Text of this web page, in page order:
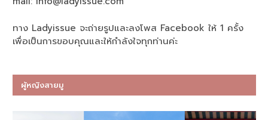
ทาง Ladyissue จะถ่ายรูปและลงโพส Facebook ให้ 1 ครั้ง
เพื่อเป็นการขอบคุณและให้กำลังใจทุกท่านค่ะ
ผู้หญิงสายมู